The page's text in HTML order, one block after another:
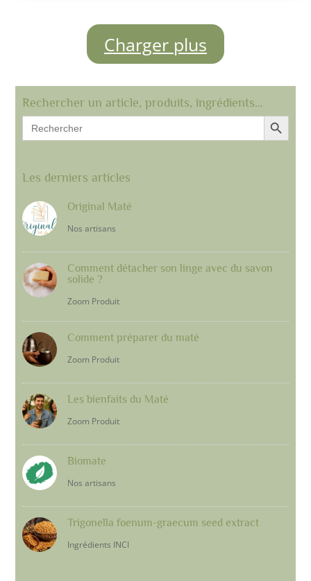
Charger plus
Rechercher un article, produits, ingrédients…
Search
for:
Search Button
Les derniers articles
Original Maté
Nos artisans
Comment détacher son linge avec du savon
solide ?
Zoom Produit
Comment préparer du maté
Zoom Produit
Les bienfaits du Maté
Zoom Produit
Biomate
Nos artisans
Trigonella foenum-graecum seed extract
Ingrédients INCI